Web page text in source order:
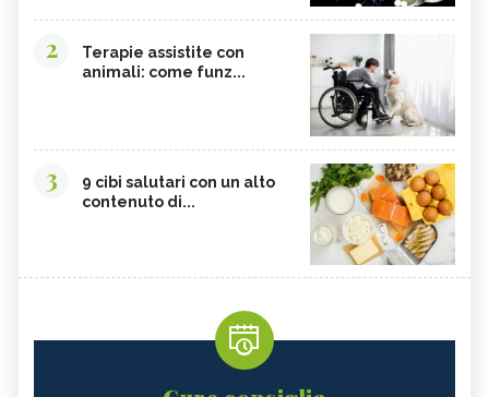
2
Terapie assistite con
animali: come funz...
3
9 cibi salutari con un alto
contenuto di...